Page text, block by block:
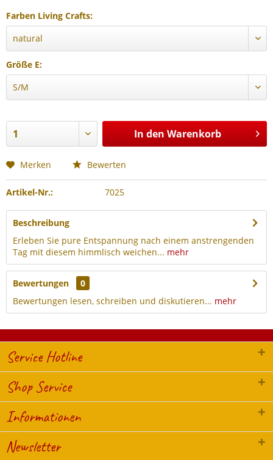
Farben Living Crafts:
Größe E:
In den Warenkorb
Merken Bewerten
Artikel-Nr.: 7025
Beschreibung
Erleben Sie pure Entspannung nach einem anstrengenden
Tag mit diesem himmlisch weichen... mehr
Bewertungen
0
Bewertungen lesen, schreiben und diskutieren... mehr
Service Hotline
Shop Service
Informationen
Newsletter